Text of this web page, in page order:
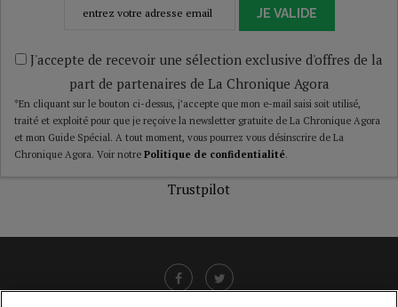
JE VALIDE
J'accepte de recevoir une sélection exclusive d'offres de la
part de partenaires de La Chronique Agora
*En cliquant sur le bouton ci-dessus, j’accepte que mon e-mail saisi soit utilisé,
traité et exploité pour que je reçoive la newsletter gratuite de La Chronique Agora
et mon Guide Spécial. A tout moment, vous pourrez vous désinscrire de La
Chronique Agora. Voir notre Politique de confidentialité.
Trustpilot